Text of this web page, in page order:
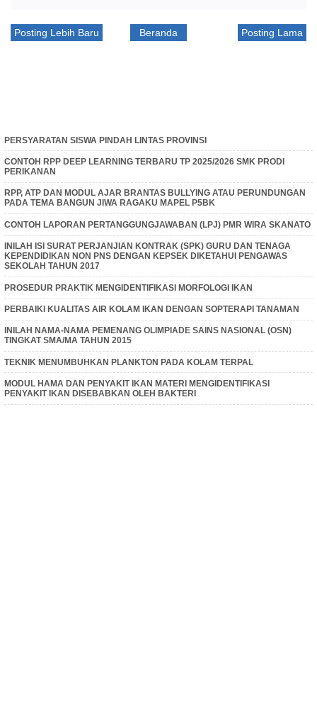
Posting Lebih Baru Posting Lama
Beranda
PERSYARATAN SISWA PINDAH LINTAS PROVINSI
CONTOH RPP DEEP LEARNING TERBARU TP 2025/2026 SMK PRODI
PERIKANAN
RPP, ATP DAN MODUL AJAR BRANTAS BULLYING ATAU PERUNDUNGAN
PADA TEMA BANGUN JIWA RAGAKU MAPEL P5BK
CONTOH LAPORAN PERTANGGUNGJAWABAN (LPJ) PMR WIRA SKANATO
INILAH ISI SURAT PERJANJIAN KONTRAK (SPK) GURU DAN TENAGA
KEPENDIDIKAN NON PNS DENGAN KEPSEK DIKETAHUI PENGAWAS
SEKOLAH TAHUN 2017
PROSEDUR PRAKTIK MENGIDENTIFIKASI MORFOLOGI IKAN
PERBAIKI KUALITAS AIR KOLAM IKAN DENGAN SOPTERAPI TANAMAN
INILAH NAMA-NAMA PEMENANG OLIMPIADE SAINS NASIONAL (OSN)
TINGKAT SMA/MA TAHUN 2015
TEKNIK MENUMBUHKAN PLANKTON PADA KOLAM TERPAL
MODUL HAMA DAN PENYAKIT IKAN MATERI MENGIDENTIFIKASI
PENYAKIT IKAN DISEBABKAN OLEH BAKTERI